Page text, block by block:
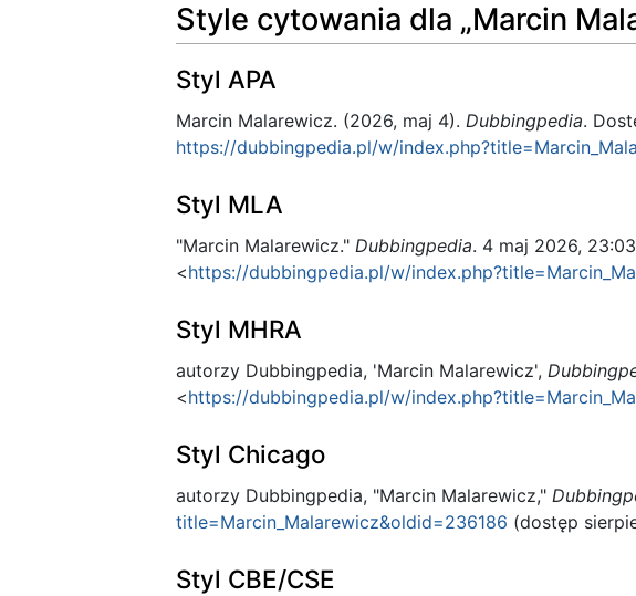
Style cytowania dla „Marcin
Styl APA
Marcin Malarewicz. (2026, maj 4). Dubbingpedia.
https://dubbingpedia.pl/w/
Styl MLA
"Marcin Malarewicz." Dubbingpedia. 4 maj 2026,
<https://dubbingpedia.pl/w/
Styl MHRA
autorzy Dubbingpedia, 'Marcin Malarewicz',
<https://dubbingpedia.pl/w/
Styl Chicago
autorzy Dubbingpedia, "Marcin Malarewicz,"
title=Marcin_Malarewicz&oldid=236186 (dostęp
Styl CBE/CSE